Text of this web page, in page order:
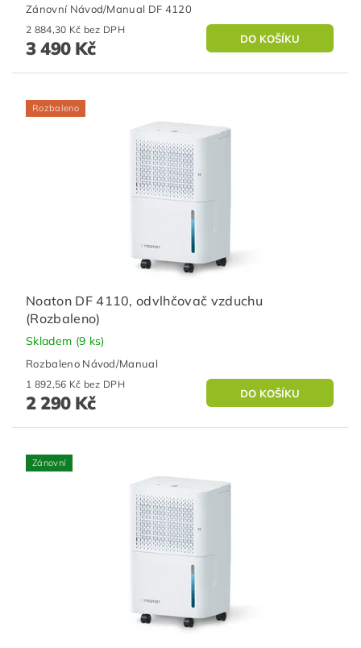
Zánovní Návod/Manual DF 4120
2 884,30 Kč bez DPH
3 490 Kč
Rozbaleno
Noaton DF 4110, odvlhčovač vzduchu
(Rozbaleno)
Skladem (9 ks)
Rozbaleno Návod/Manual
1 892,56 Kč bez DPH
2 290 Kč
Zánovní